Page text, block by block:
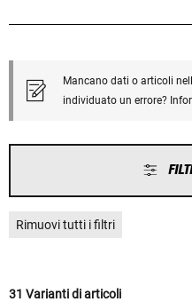
Mancano dati o articoli
individuato un errore?
Rimuovi tutti i filtri
31 Varianti di articoli